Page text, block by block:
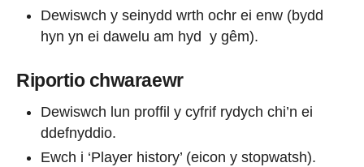
Dewiswch y seinydd wrth ochr ei enw (bydd
hyn yn ei dawelu am hyd y gêm).
Riportio chwaraewr
Dewiswch lun proffil y cyfrif rydych chi’n ei
ddefnyddio.
Ewch i ‘Player history’ (eicon y stopwatsh).